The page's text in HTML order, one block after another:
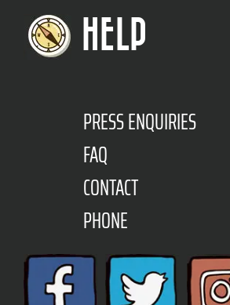
HELP
PRESS ENQUIRIES
FAQ
CONTACT
PHONE